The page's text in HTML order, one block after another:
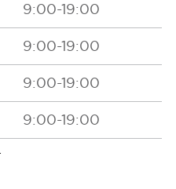
9:00-19:00
9:00-19:00
9:00-19:00
9:00-19:00